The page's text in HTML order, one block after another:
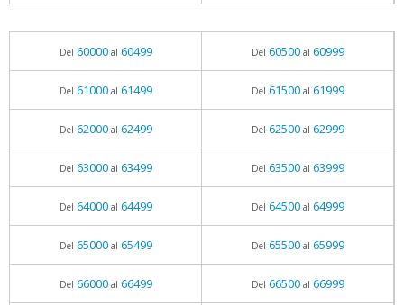
Del 60000al 60499 Del 60500al 60999
Del 61000al 61499 Del 61500al 61999
Del 62000al 62499 Del 62500al 62999
Del 63000al 63499 Del 63500al 63999
Del 64000al 64499 Del 64500al 64999
Del 65000al 65499 Del 65500al 65999
Del 66000al 66499 Del 66500al 66999